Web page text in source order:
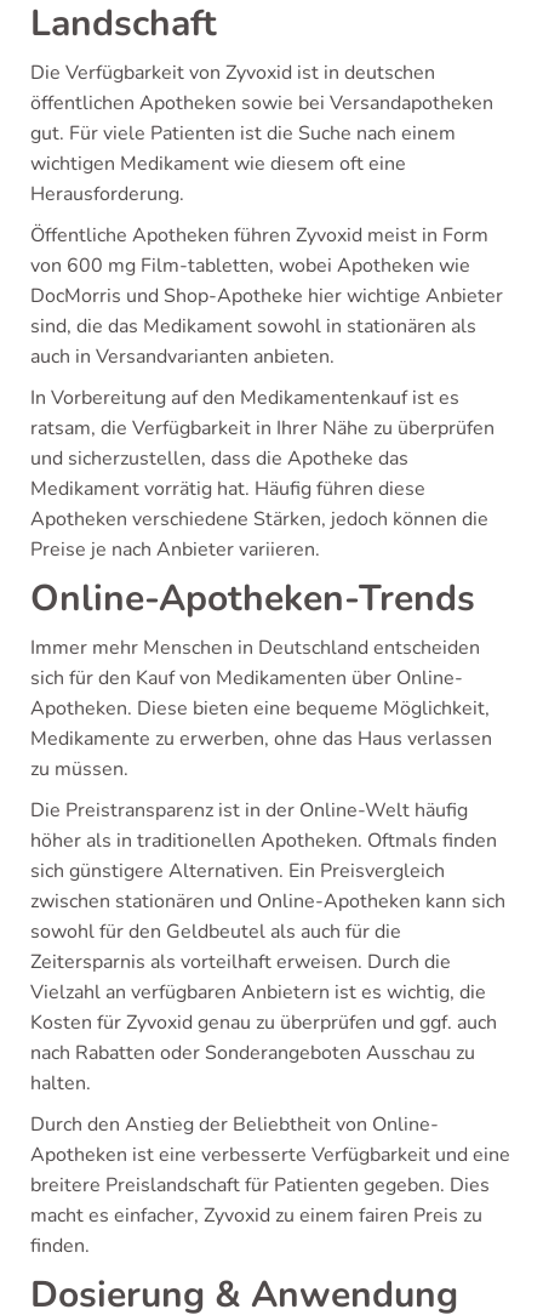
Landschaft
Die Verfügbarkeit von Zyvoxid ist in deutschen
öffentlichen Apotheken sowie bei Versandapotheken
gut. Für viele Patienten ist die Suche nach einem
wichtigen Medikament wie diesem oft eine
Herausforderung.
Öffentliche Apotheken führen Zyvoxid meist in Form
von 600 mg Film-tabletten, wobei Apotheken wie
DocMorris und Shop-Apotheke hier wichtige Anbieter
sind, die das Medikament sowohl in stationären als
auch in Versandvarianten anbieten.
In Vorbereitung auf den Medikamentenkauf ist es
ratsam, die Verfügbarkeit in Ihrer Nähe zu überprüfen
und sicherzustellen, dass die Apotheke das
Medikament vorrätig hat. Häufig führen diese
Apotheken verschiedene Stärken, jedoch können die
Preise je nach Anbieter variieren.
Online-Apotheken-Trends
Immer mehr Menschen in Deutschland entscheiden
sich für den Kauf von Medikamenten über Online-
Apotheken. Diese bieten eine bequeme Möglichkeit,
Medikamente zu erwerben, ohne das Haus verlassen
zu müssen.
Die Preistransparenz ist in der Online-Welt häufig
höher als in traditionellen Apotheken. Oftmals finden
sich günstigere Alternativen. Ein Preisvergleich
zwischen stationären und Online-Apotheken kann sich
sowohl für den Geldbeutel als auch für die
Zeitersparnis als vorteilhaft erweisen. Durch die
Vielzahl an verfügbaren Anbietern ist es wichtig, die
Kosten für Zyvoxid genau zu überprüfen und ggf. auch
nach Rabatten oder Sonderangeboten Ausschau zu
halten.
Durch den Anstieg der Beliebtheit von Online-
Apotheken ist eine verbesserte Verfügbarkeit und eine
breitere Preislandschaft für Patienten gegeben. Dies
macht es einfacher, Zyvoxid zu einem fairen Preis zu
finden.
Dosierung & Anwendung